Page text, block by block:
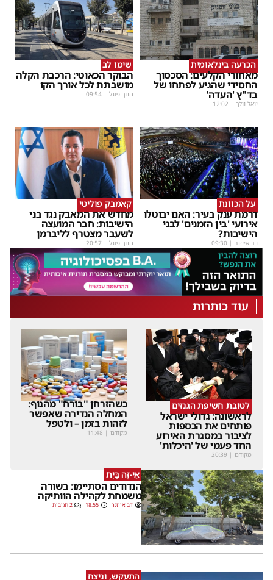
הכרעה בינלאומית
מאחורי הקלעים: הסכסוך
החסידי שהגיע לפתחו של
בד"ץ 'העדה'
יואל וולך |
12:02
שימו לב
הבוקר הכאוטי: הרכבת הקלה
מושבתת לכל אורך הקו
חנוך פוגל |
09:54
על הכוונת
דרמת ענק בעיר: האם יבוטלו
אירועי 'בין הזמנים' לבני
הישיבות?
דב אייזנר |
09:30
קאמבק פוליטי
מחדש את המאבק נגד בני
הישיבות: חבר המועצה
לשעבר מצטרף לליברמן
חנוך פוגל |
20:57
עוד כותרות
לטובת חשיפת הגנזים
לראשונה: גדולי ישראל
פותחים את הכספות
לציבור במסגרת האירוע
החד פעמי של 'היכלות'
מקודם |
20:39
כשהזרחן "בורח" מהגוף:
המחלה הנדירה שאפשר
לזהות בזמן – ולטפל
מקודם |
11:48
אֵי-זֶה בַּיִת
הנדודים הסתיימו: בשורה
משמחת לקהילה הוותיקה
דב אייזנר 18:55 2 תגובות
התעקש, וניצח